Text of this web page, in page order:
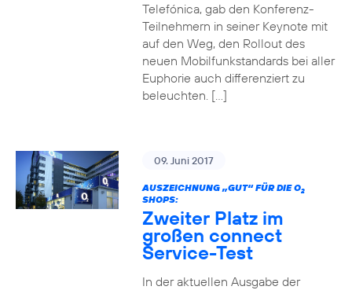
Telefónica, gab den Konferenz-
Teilnehmern in seiner Keynote mit
auf den Weg, den Rollout des
neuen Mobilfunkstandards bei aller
Euphorie auch differenziert zu
beleuchten. […]
09. Juni 2017
AUSZEICHNUNG „GUT“ FÜR DIE O2
SHOPS:
Zweiter Platz im
großen connect
Service-Test
In der aktuellen Ausgabe der